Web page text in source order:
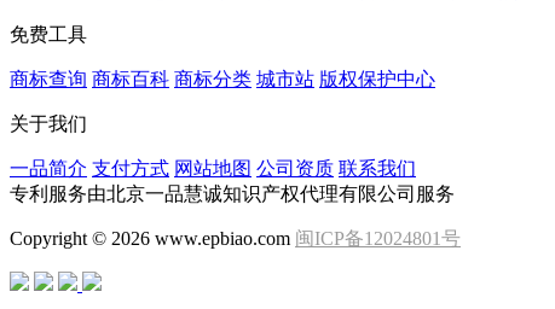
免费工具
商标查询 商标百科 商标分类 城市站 版权保护中心
关于我们
一品简介 支付方式 网站地图 公司资质 联系我们
专利服务由北京一品慧诚知识产权代理有限公司服务
Copyright © 2026 www.epbiao.com 闽ICP备12024801号